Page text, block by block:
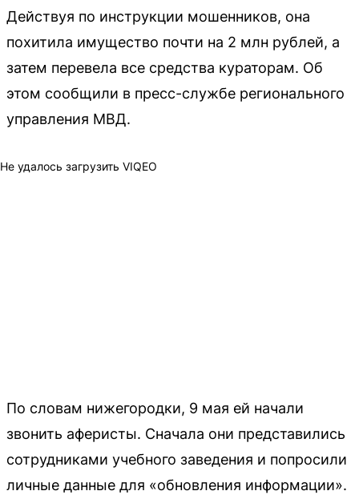
Действуя по инструкции мошенников, она
похитила имущество почти на 2 млн рублей, а
затем перевела все средства кураторам. Об
этом сообщили в пресс-службе регионального
управления МВД.
Не удалось загрузить VIQEO
По словам нижегородки, 9 мая ей начали
звонить аферисты. Сначала они представились
сотрудниками учебного заведения и попросили
личные данные для «обновления информации».